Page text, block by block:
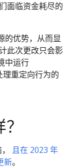
面临资金耗尽的
的优势，从而显
此次更改只会影
中运行
重定向行为的
且在 2023 年
新。